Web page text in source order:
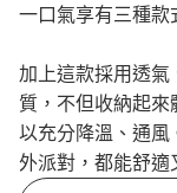
一口氣享有三種款
加上這款採用透
質，不但收納起
以充分降溫、通風
外派對，都能舒適